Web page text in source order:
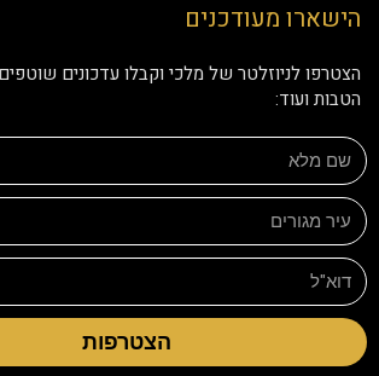
הישארו מעודכנים
הצטרפו לניוזלטר של מלכי וקבלו עדכונים
הטבות ועוד:
הצטרפות